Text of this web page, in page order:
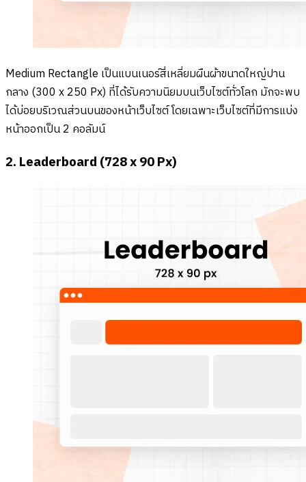
Medium Rectangle เป็นแบนเนอร์สี่เหลี่ยมผืนผ้าขนาดใหญ่ปาน
กลาง (300 x 250 Px) ที่ได้รับความนิยมบนเว็บไซต์ทั่วโลก มักจะพบ
ได้บ่อยบริเวณส่วนบนของหน้าเว็บไซต์ โดยเฉพาะเว็บไซต์ที่มีการแบ่ง
หน้าออกเป็น 2 คอลัมน์
2. Leaderboard (728 x 90 Px)